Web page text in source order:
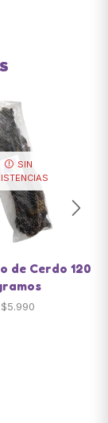
SIN
de Cerdo 120
$5.990